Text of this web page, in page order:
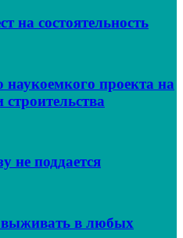
на состоятельность
проекта на
не поддается
в любых